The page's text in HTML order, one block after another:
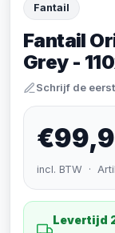
Fantail
Fantail
Grey -
Schrijf de
incl. BTW ·
Levertijd